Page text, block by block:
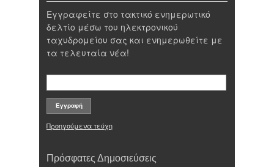
Εγγραφείτε στο τακτικό ενημερωτικό
δελτίο μέσω του ηλεκτρονικού
ταχυδρομείου σας και ενημερωθείτε με
τα τελευταία νέα!
Προηγούμενα τεύχη
Πρόσφατες Δημοσιεύσεις